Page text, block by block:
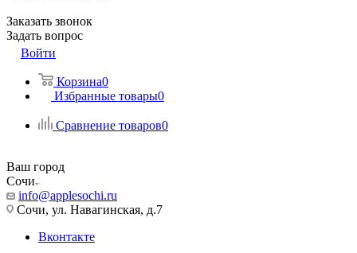
Заказать звонок
Задать вопрос
Войти
Корзина0
Избранные товары0
Сравнение товаров0
Ваш город
Сочи
info@applesochi.ru
Сочи, ул. Навагинская, д.7
Вконтакте